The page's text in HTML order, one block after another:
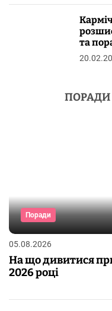
та
ПОРАДИ
Поради
05.08.2026
На що дивитися
2026 році